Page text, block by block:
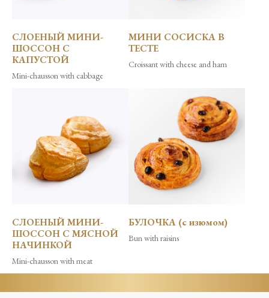
СЛОЕНЫЙ МИНИ-
ШОССОН C
КАПУСТОЙ
Mini-chausson with cabbage
МИНИ СОСИСКА В
ТЕСТЕ
Croissant with cheese and ham
СЛОЕНЫЙ МИНИ-
ШОССОН C МЯСНОЙ
НАЧИНКОЙ
Mini-chausson with meat
БУЛОЧКА (с изюмом)
Bun with raisins